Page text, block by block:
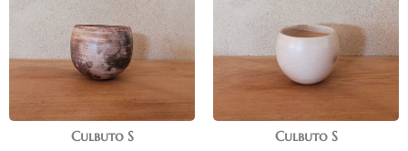
Culbuto S Culbuto S